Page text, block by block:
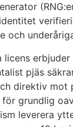
och
licens
pjäs
direktiv mot
grundlig
leverera